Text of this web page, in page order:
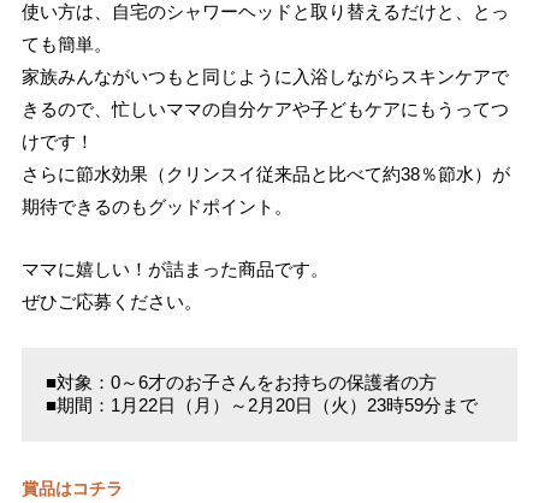
使い方は、自宅のシャワーヘッドと取り替えるだけと、とっ
ても簡単。
家族みんながいつもと同じように入浴しながらスキンケアで
きるので、忙しいママの自分ケアや子どもケアにもうってつ
けです！
さらに節水効果（クリンスイ従来品と比べて約38％節水）が
期待できるのもグッドポイント。
ママに嬉しい！が詰まった商品です。
ぜひご応募ください。
■対象：0～6才のお子さんをお持ちの保護者の方
■期間：1月22日（月）～2月20日（火）23時59分まで
賞品はコチラ